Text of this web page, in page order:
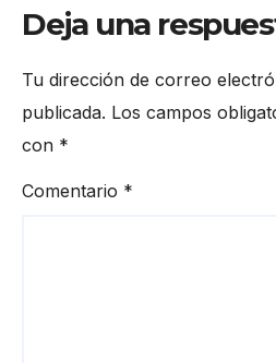
Deja una
Tu dirección de correo
publicada. Los campos
con *
Comentario *